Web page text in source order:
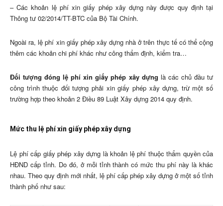
– Các khoản lệ phí xin giấy phép xây dựng này được quy định tại
Thông tư 02/2014/TT-BTC của Bộ Tài Chính.
Ngoài ra, lệ phí xin giấy phép xây dựng nhà ở trên thực tế có thể cộng
thêm các khoản chi phí khác như công thẩm định, kiểm tra…
Đối tượng đóng lệ phí xin giấy phép xây dựng là các chủ đầu tư
công trình thuộc đối tượng phải xin giấy phép xây dựng, trừ một số
trường hợp theo khoản 2 Điều 89 Luật Xây dựng 2014 quy định.
Mức thu lệ phí xin giấy phép xây dựng
Lệ phí cấp giấy phép xây dựng là khoản lệ phí thuộc thẩm quyền của
HĐND cấp tỉnh. Do đó, ở mỗi tỉnh thành có mức thu phí này là khác
nhau. Theo quy định mới nhất, lệ phí cấp phép xây dựng ở một số tỉnh
thành phố như sau: